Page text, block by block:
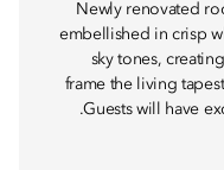
Newly renovated
embellished in crisp
sky tones,
frame the living
Guests will have